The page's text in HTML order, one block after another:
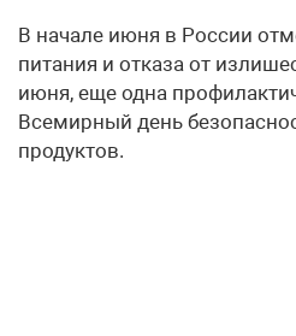
В начале июня в России
питания и отказа от
июня, еще одна
Всемирный день
продуктов.